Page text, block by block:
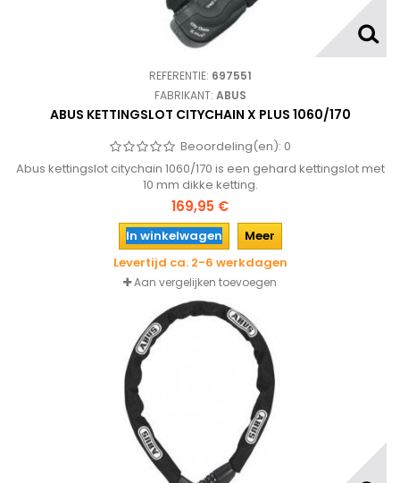
REFERENTIE: 697551
FABRIKANT: ABUS
ABUS KETTINGSLOT CITYCHAIN X PLUS 1060/170
Beoordeling(en): 0
Abus kettingslot citychain 1060/170 is een gehard kettingslot met
10 mm dikke ketting.
169,95 €
In winkelwagen
Meer
Levertijd ca. 2-6 werkdagen
Aan vergelijken toevoegen